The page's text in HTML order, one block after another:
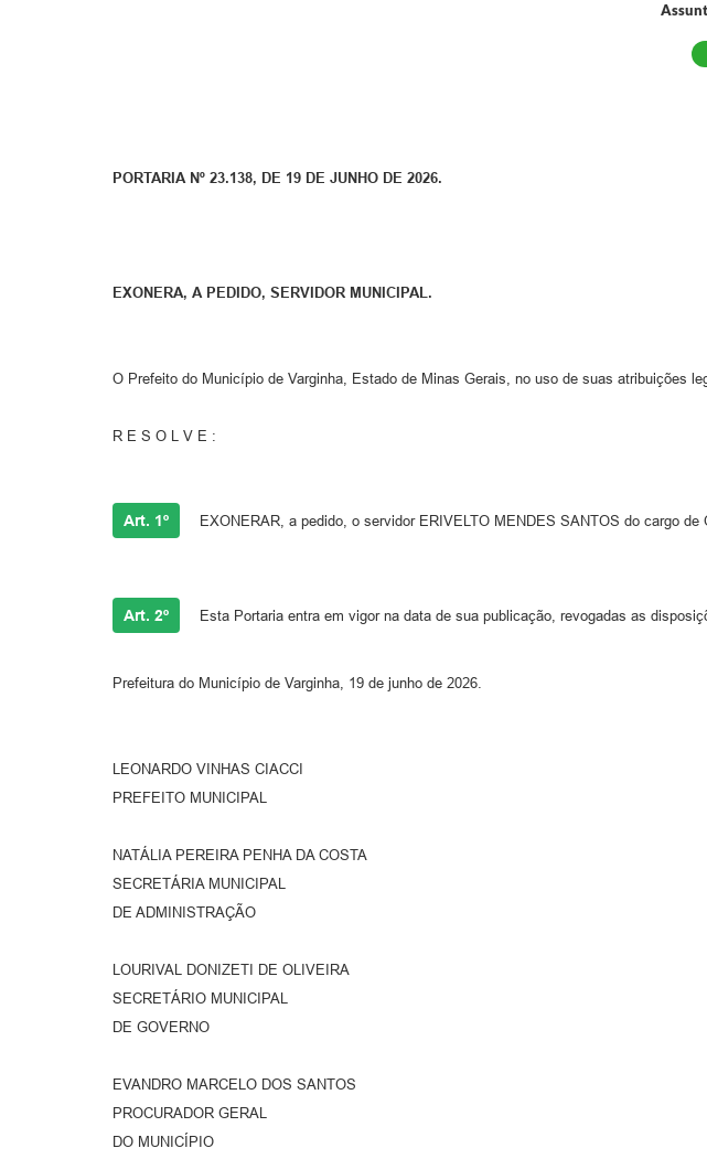
PORTARIA Nº 23.138, DE 19 DE JUNHO DE 2026.
EXONERA, A PEDIDO, SERVIDOR MUNICIPAL.
O Prefeito do Município de Varginha, Estado de Minas Gerais, no uso de suas atribuições
R E S O L V E :
Art. 1º EXONERAR, a pedido, o servidor ERIVELTO MENDES SANTOS do cargo
Art. 2º Esta Portaria entra em vigor na data de sua publicação, revogadas as
Prefeitura do Município de Varginha, 19 de junho de 2026.
LEONARDO VINHAS CIACCI
PREFEITO MUNICIPAL
NATÁLIA PEREIRA PENHA DA COSTA
SECRETÁRIA MUNICIPAL
DE ADMINISTRAÇÃO
LOURIVAL DONIZETI DE OLIVEIRA
SECRETÁRIO MUNICIPAL
DE GOVERNO
EVANDRO MARCELO DOS SANTOS
PROCURADOR GERAL
DO MUNICÍPIO